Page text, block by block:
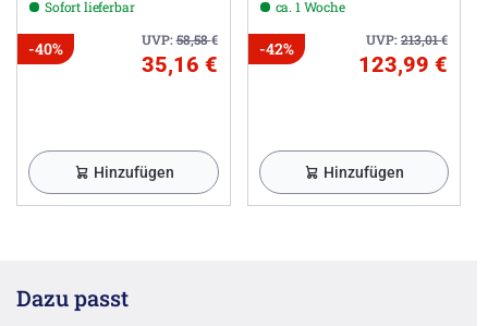
Sofort lieferbar
UVP:58,58€
-40%
35,16 €
Hinzufügen
ca. 1 Woche
UVP:213,01€
-42%
123,99 €
Hinzufügen
Dazu passt